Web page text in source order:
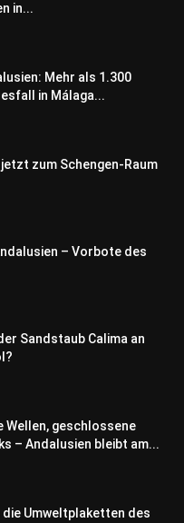
in...
Mehr als 1.300
in Málaga...
zum Schengen-Raum
– Vorbote des
Sandstaub Calima an
Wellen, geschlossene
– Andalusien bleibt am...
Umweltplaketten des